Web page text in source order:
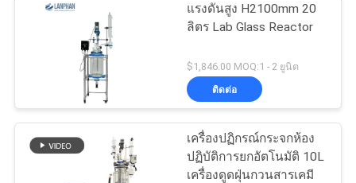
แรงดันสูง H2100mm 20
ลิตร Lab Glass Reactor
$1,846.00 MOQ:1 - 2 ยูนิต
ติดต่อ
เครื่องปฏิกรณ์กระจกห้อง
ปฏิบัติการยกอัตโนมัติ 10L
เครื่องดูดฝุ่นกวนสารเคมี